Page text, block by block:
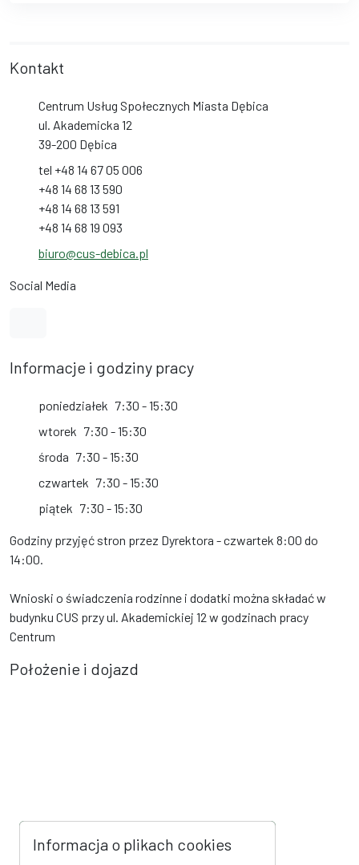
Kontakt
Centrum Usług Społecznych Miasta Dębica
ul. Akademicka 12
39-200 Dębica
tel +48 14 67 05 006
+48 14 68 13 590
+48 14 68 13 591
+48 14 68 19 093
biuro@cus-debica.pl
Social Media
Informacje i godziny pracy
poniedziałek 7:30 - 15:30
wtorek 7:30 - 15:30
środa 7:30 - 15:30
czwartek 7:30 - 15:30
piątek 7:30 - 15:30
Godziny przyjęć stron przez Dyrektora - czwartek 8:00 do
14:00.
Wnioski o świadczenia rodzinne i dodatki można składać w
budynku CUS przy ul. Akademickiej 12 w godzinach pracy
Centrum
Położenie i dojazd
Informacja o plikach cookies